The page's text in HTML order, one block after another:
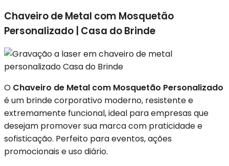
Chaveiro de Metal com Mosquetão
Personalizado | Casa do Brinde
O Chaveiro de Metal com Mosquetão Personalizado
é um brinde corporativo moderno, resistente e
extremamente funcional, ideal para empresas que
desejam promover sua marca com praticidade e
sofisticação. Perfeito para eventos, ações
promocionais e uso diário.